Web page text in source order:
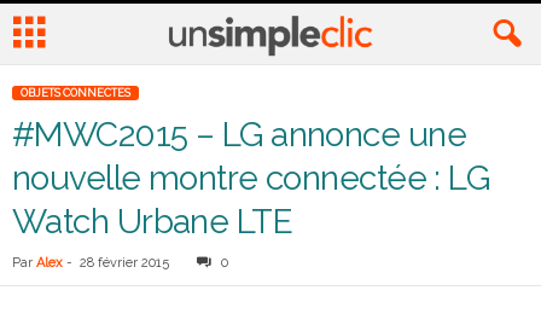
OBJETS CONNECTES
#MWC2015 – LG annonce une
nouvelle montre connectée : LG
Watch Urbane LTE
Par Alex - 28 février 2015 0